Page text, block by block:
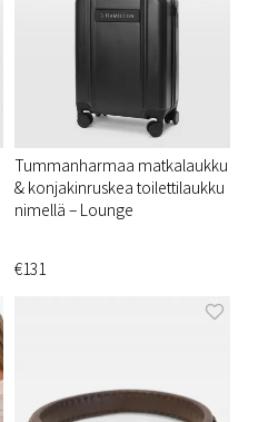
Tummanharmaa matkalaukku
& konjakinruskea toilettilaukku
nimellä – Lounge
€131